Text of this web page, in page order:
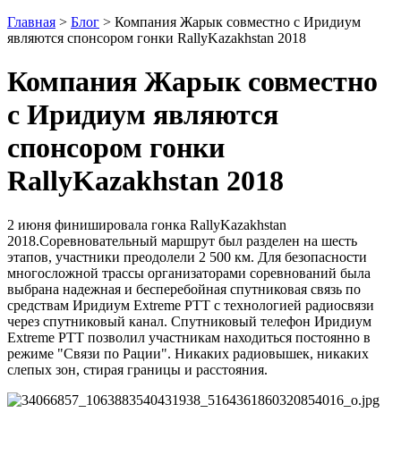
Главная > Блог > Компания Жарык совместно с Иридиум
являются спонсором гонки RallyKazakhstan 2018
Компания Жарык совместно
с Иридиум являются
спонсором гонки
RallyKazakhstan 2018
2 июня финишировала гонка RallyKazakhstan
2018.Соревновательный маршрут был разделен на шесть
этапов, участники преодолели 2 500 км. Для безопасности
многосложной трассы организаторами соревнований была
выбрана надежная и бесперебойная спутниковая связь по
средствам Иридиум Extreme РТТ с технологией радиосвязи
через спутниковый канал. Спутниковый телефон Иридиум
Extreme PTT позволил участникам находиться постоянно в
режиме "Связи по Рации". Никаких радиовышек, никаких
слепых зон, стирая границы и расстояния.